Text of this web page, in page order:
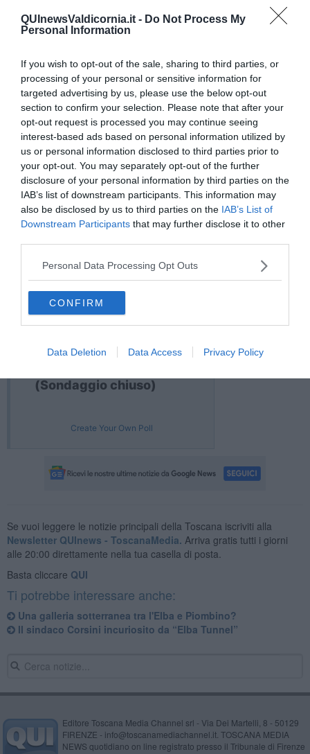
QUInewsValdicornia.it - Do Not Process My
Personal Information
If you wish to opt-out of the sale, sharing to third parties, or
processing of your personal or sensitive information for
targeted advertising by us, please use the below opt-out
section to confirm your selection. Please note that after your
opt-out request is processed you may continue seeing
interest-based ads based on personal information utilized by
us or personal information disclosed to third parties prior to
your opt-out. You may separately opt-out of the further
disclosure of your personal information by third parties on the
IAB’s list of downstream participants. This information may
also be disclosed by us to third parties on the IAB’s List of
Downstream Participants that may further disclose it to other
Personal Data Processing Opt Outs
CONFIRM
Data Deletion Data Access Privacy Policy
sviluppi di un progetto di collegamento alternativo tra Piombino e
l'isola d'Elba. Il progetto inizialmente presentato come
Piombino all'Elba.
Il dibattito attorno alToscana Tunnel , con un progetto della
& Partners Ltddi Londra con tanto di renderingeprogetto di
fattibilità, è stato molto acceso con vari commenti sui social. Per
alcuni potrebbe rappresentare una svolta positiva per il futuro
dell'Elba, per altri invece cambierebbe in peggio la natura dell'isola
e della Valdicornia e per altri ancora questo tunnel sotterraneo non
vedrà mai la luce visti i tempi biblici di realizzazione delle opere
pubbliche in Italia.
QuiNEWS Piombino e diQuiNEWS Elbainvitandoli a rispondere
SI o NO ad una semplice domanda:
"Sei d'accordo sulla realizzazione del Toscana tunnel?"
realizzazione del
Toscana tunnel tra
(Sondaggio chiuso)
Create Your Own Poll
Se vuoi leggere le notizie principali della Toscana iscriviti alla
Newsletter QUInews - ToscanaMedia. Arriva gratis tutti i giorni
alle 20:00 direttamente nella tua casella di posta.
Basta cliccare QUI
Ti potrebbe interessare anche:
Una galleria sotterranea tra l'Elba e Piombino?
Il sindaco Corsini incuriosito da “Elba Tunnel”
Editore Toscana Media Channel srl - Via Dei Martelli, 8 - 50129
FIRENZE - info@toscanamediachannel.it. TOSCANA MEDIA
NEWS quotidiano on line registrato presso il Tribunale di Firenze